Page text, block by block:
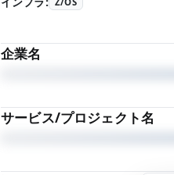
企業名
サービス/プロジェクト名